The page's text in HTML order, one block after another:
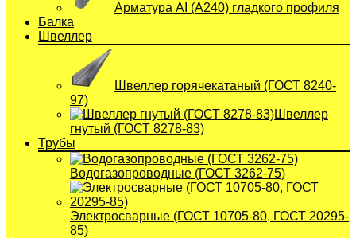
Арматура АI (A240) гладкого профиля
Балка
Швеллер
Швеллер горячекатаный (ГОСТ 8240-
97)
Швеллер
гнутый (ГОСТ 8278-83)
Трубы
Водогазопроводные (ГОСТ 3262-75)
Электросварные (ГОСТ 10705-80, ГОСТ 20295-
85)